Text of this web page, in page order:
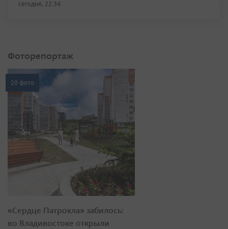
сегодня, 22:34
Фоторепортаж
20 фото
«Сердце Патрокла» забилось:
во Владивостоке открыли